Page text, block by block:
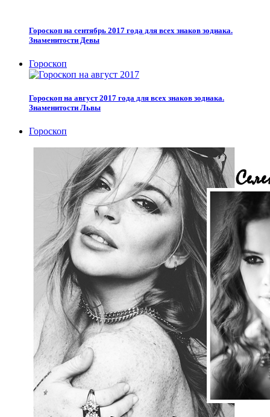
Гороскоп на сентябрь 2017 года для всех знаков зодиака.
Знаменитости Девы
Гороскоп
Гороскоп на август 2017 года для всех знаков зодиака.
Знаменитости Львы
Гороскоп